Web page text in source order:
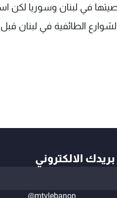
صيتها في لبنان وسوريا لكن
الطائفية في لبنان قبل
الالكتروني
@mtvlebanon